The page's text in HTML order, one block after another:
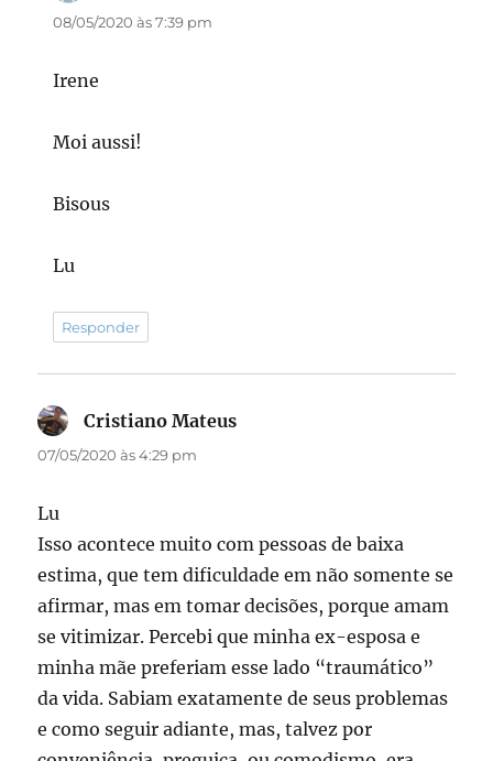
08/05/2020 às 7:39 pm
Irene
Moi aussi!
Bisous
Lu
Responder
Cristiano Mateus
07/05/2020 às 4:29 pm
Lu
Isso acontece muito com pessoas de baixa
estima, que tem dificuldade em não somente se
afirmar, mas em tomar decisões, porque amam
se vitimizar. Percebi que minha ex-esposa e
minha mãe preferiam esse lado “traumático”
da vida. Sabiam exatamente de seus problemas
e como seguir adiante, mas, talvez por